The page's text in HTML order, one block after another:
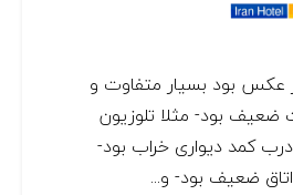
عکس بود بسیار متفاوت و
ضعیف بود- مثلا تلوزیون
کمد دیواری خراب بود-
ضعیف بود- و...